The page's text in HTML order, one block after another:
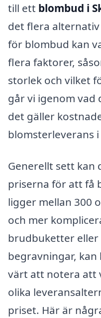
till ett blombud i
det flera
för blombud kan
flera faktorer,
storlek och vilket
går vi igenom vad
det gäller
blomsterleverans
Generellt sett kan
priserna för att få
ligger mellan 300
och mer
brudbuketter
begravningar, kan
värt att notera att
olika
priset. Här är